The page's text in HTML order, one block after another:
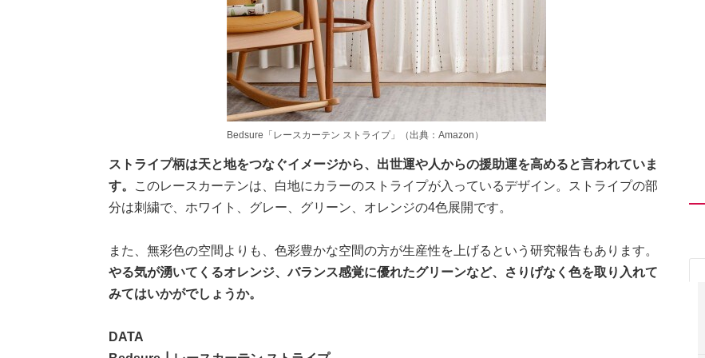
Bedsure「レースカーテン ストライプ」（出典：Amazon）
ストライプ柄は天と地をつなぐイメージから、出世運や人からの援助運を高めると言われていま
す。
このレースカーテンは、白地にカラーのストライプが入っているデザイン。ストライプの部
分は刺繍で、ホワイト、グレー、グリーン、オレンジの4色展開です。
また、無彩色の空間よりも、色彩豊かな空間の方が生産性を上げるという研究報告もあります。
やる気が湧いてくるオレンジ、バランス感覚に優れたグリーンなど、さりげなく色を取り入れて
みてはいかがでしょうか。
DATA